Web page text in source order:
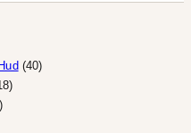
4040
18